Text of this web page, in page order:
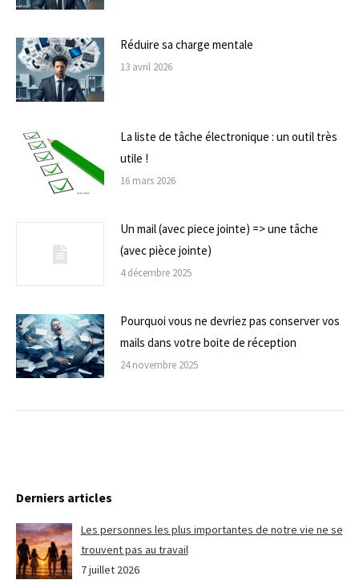
Réduire sa charge mentale
13 avril 2026
La liste de tâche électronique : un outil très
utile !
16 mars 2026
Un mail (avec piece jointe) => une tâche
(avec pièce jointe)
4 décembre 2025
Pourquoi vous ne devriez pas conserver vos
mails dans votre boite de réception
24 novembre 2025
Derniers articles
Les personnes les plus importantes de notre vie ne se
trouvent pas au travail
7 juillet 2026